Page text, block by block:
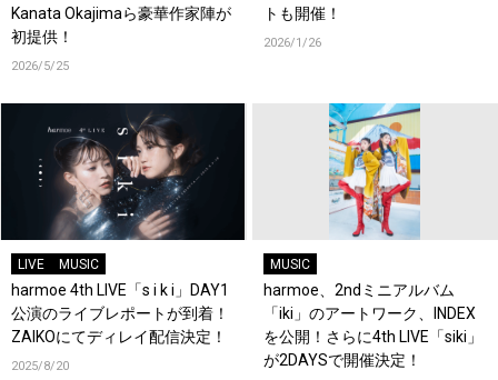
Kanata Okajimaら豪華作家陣が
初提供！
2026/5/25
トも開催！
2026/1/26
LIVE MUSIC
harmoe 4th LIVE「s i k i」DAY1
公演のライブレポートが到着！
ZAIKOにてディレイ配信決定！
2025/8/20
MUSIC
harmoe、2ndミニアルバム
「iki」のアートワーク、INDEX
を公開！さらに4th LIVE「siki」
が2DAYSで開催決定！